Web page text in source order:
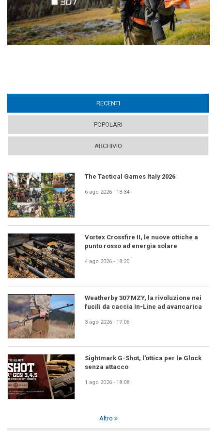
RECENTI
POPOLARI
ARCHIVIO
The Tactical Games Italy 2026
6 ago 2026 - 18:34
Vortex Crossfire II, le nuove ottiche a
punto rosso ad energia solare
4 ago 2026 - 18:20
Weatherby 307 MZY, la rivoluzione nei
fucili da caccia In-Line ad avancarica
3 ago 2026 - 17:06
Sightmark G-Shot, l'ottica per le Glock
senza attacco
1 ago 2026 - 18:08
Altro